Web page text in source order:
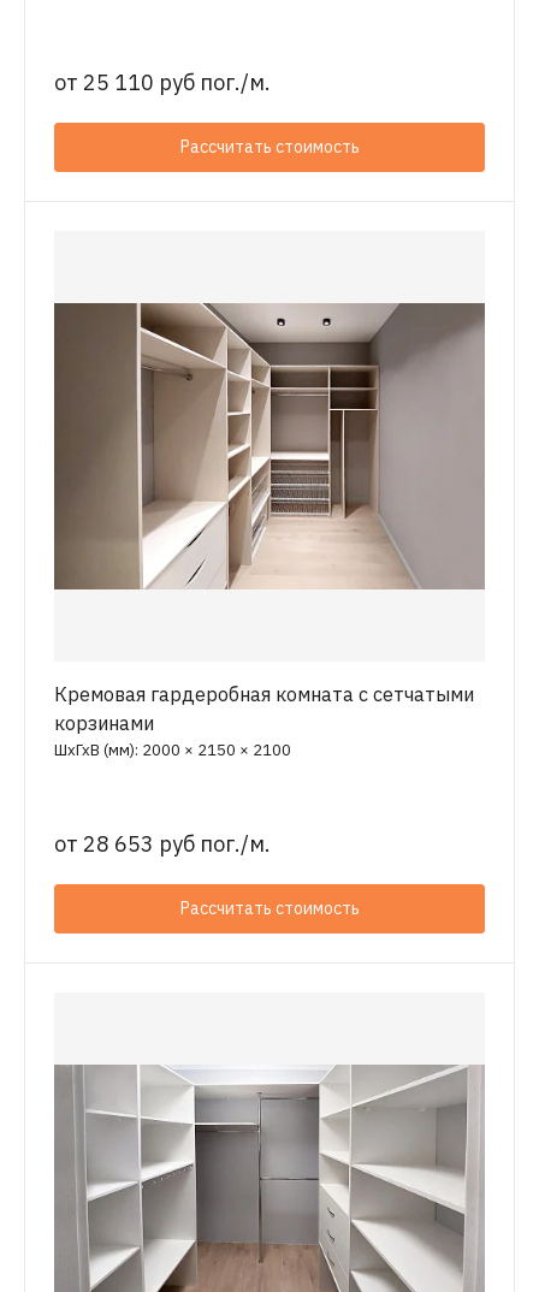
от 25 110 руб пог./м.
Рассчитать стоимость
Кремовая гардеробная комната с сетчатыми
корзинами
ШхГхВ (мм): 2000 × 2150 × 2100
от 28 653 руб пог./м.
Рассчитать стоимость